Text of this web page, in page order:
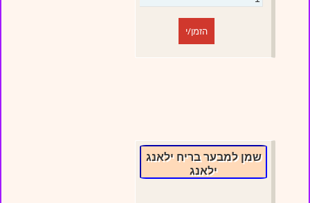
הזמן/י
שמן למבער בריח ילאנג
ילאנג